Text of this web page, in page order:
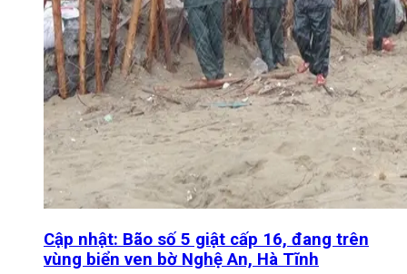
Cập nhật: Bão số 5 giật cấp 16, đang trên
vùng biển ven bờ Nghệ An, Hà Tĩnh